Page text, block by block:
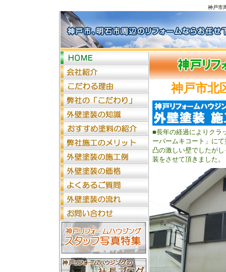
神戸
神戸市北
■長年の経過によりクラ
ーパームキコート」に
凸の激しい壁でしたが
装をさせて頂きました。